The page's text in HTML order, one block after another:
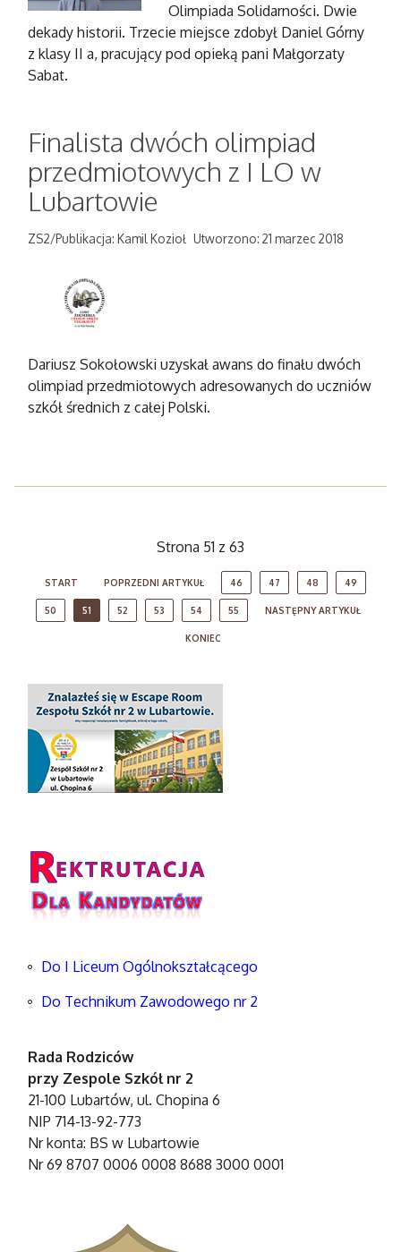
Olimpiada Solidarności. Dwie
dekady historii. Trzecie miejsce zdobył Daniel Górny
z klasy II a, pracujący pod opieką pani Małgorzaty
Sabat.
Finalista dwóch olimpiad
przedmiotowych z I LO w
Lubartowie
ZS2/Publikacja: Kamil Kozioł Utworzono: 21 marzec 2018
Dariusz Sokołowski uzyskał awans do finału dwóch
olimpiad przedmiotowych adresowanych do uczniów
szkół średnich z całej Polski.
Strona 51 z 63
START POPRZEDNI ARTYKUŁ 46 47 48 49
50 51 52 53 54 55 NASTĘPNY ARTYKUŁ
KONIEC
Do I Liceum Ogólnokształcącego
Do Technikum Zawodowego nr 2
Rada Rodziców
przy Zespole Szkół nr 2
21-100 Lubartów, ul. Chopina 6
NIP 714-13-92-773
Nr konta: BS w Lubartowie
Nr 69 8707 0006 0008 8688 3000 0001